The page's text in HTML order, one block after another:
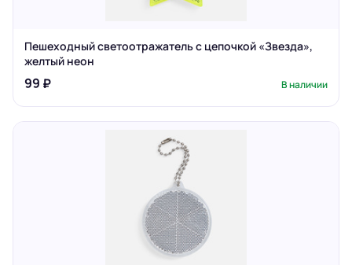
Пешеходный светоотражатель с цепочкой «Звезда»,
желтый неон
99 ₽ В наличии